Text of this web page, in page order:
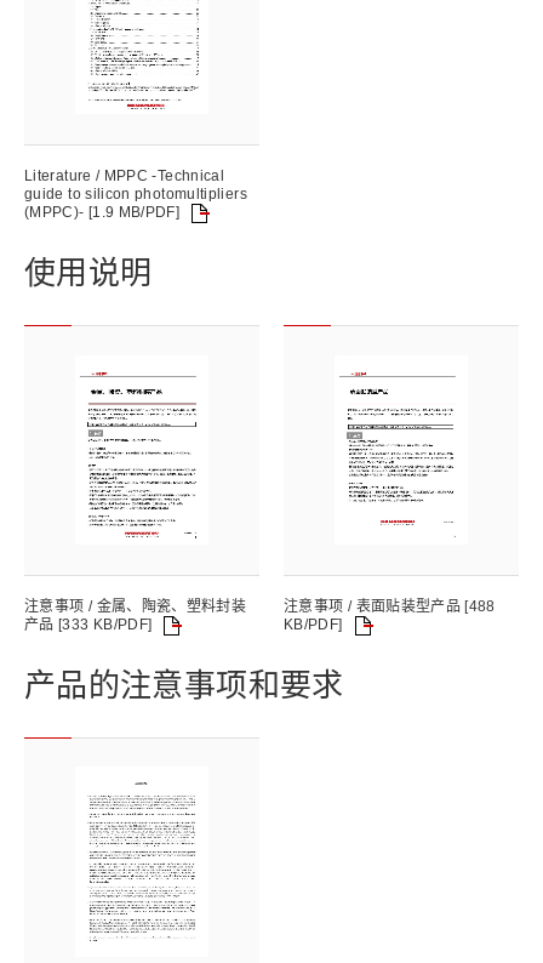
Literature / MPPC -Technical
guide to silicon photomultipliers
(MPPC)- [1.9 MB/PDF]
使用说明
注意事项 / 金属、陶瓷、塑料封装
产品 [333 KB/PDF]
注意事项 / 表面贴装型产品 [488
KB/PDF]
产品的注意事项和要求